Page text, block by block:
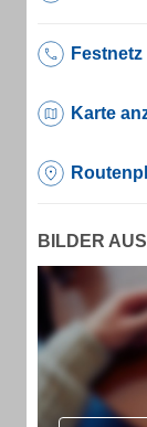
Festnetz
Karte
BILDER